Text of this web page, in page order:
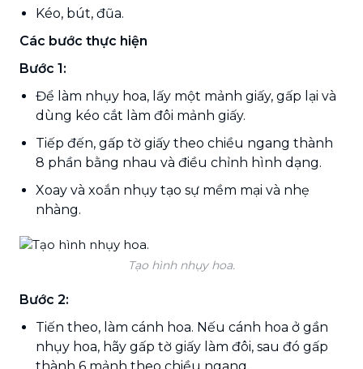
Kéo, bút, đũa.
Các bước thực hiện
Bước 1:
Để làm nhụy hoa, lấy một mảnh giấy, gấp lại và
dùng kéo cắt làm đôi mảnh giấy.
Tiếp đến, gấp tờ giấy theo chiều ngang thành
8 phần bằng nhau và điều chỉnh hình dạng.
Xoay và xoắn nhụy tạo sự mềm mại và nhẹ
nhàng.
Tạo hình nhụy hoa.
Bước 2:
Tiến theo, làm cánh hoa. Nếu cánh hoa ở gần
nhụy hoa, hãy gấp tờ giấy làm đôi, sau đó gấp
thành 6 mảnh theo chiều ngang.